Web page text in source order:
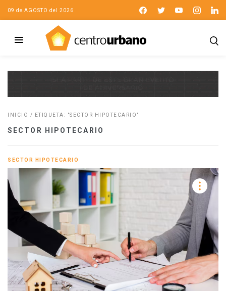
09 de AGOSTO del 2026
INICIO / ETIQUETA: "SECTOR HIPOTECARIO"
SECTOR HIPOTECARIO
SECTOR HIPOTECARIO